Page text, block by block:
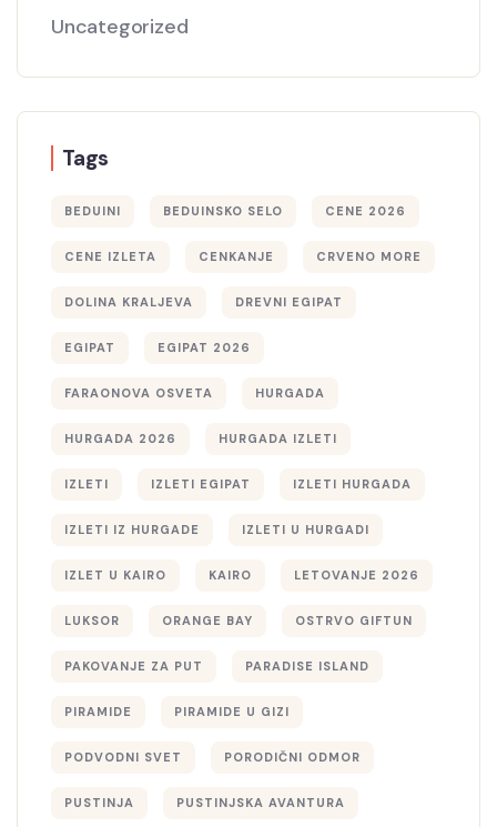
Uncategorized
Tags
BEDUINI BEDUINSKO SELO CENE 2026
CENE IZLETA CENKANJE CRVENO MORE
DOLINA KRALJEVA DREVNI EGIPAT
EGIPAT EGIPAT 2026
FARAONOVA OSVETA HURGADA
HURGADA 2026 HURGADA IZLETI
IZLETI IZLETI EGIPAT IZLETI HURGADA
IZLETI IZ HURGADE IZLETI U HURGADI
IZLET U KAIRO KAIRO LETOVANJE 2026
LUKSOR ORANGE BAY OSTRVO GIFTUN
PAKOVANJE ZA PUT PARADISE ISLAND
PIRAMIDE PIRAMIDE U GIZI
PODVODNI SVET PORODIČNI ODMOR
PUSTINJA PUSTINJSKA AVANTURA